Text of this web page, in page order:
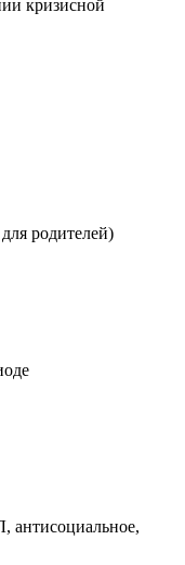
кризисной
родителей)
антисоциальное,